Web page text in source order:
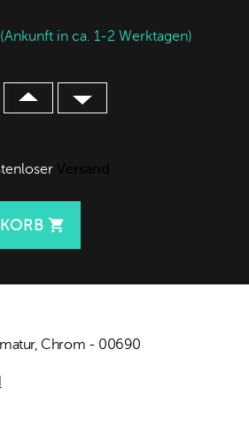
in ca. 1-2 Werktagen)

Chrom - 00690